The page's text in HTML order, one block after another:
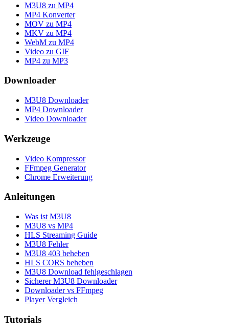
M3U8 zu MP4
MP4 Konverter
MOV zu MP4
MKV zu MP4
WebM zu MP4
Video zu GIF
MP4 zu MP3
Downloader
M3U8 Downloader
MP4 Downloader
Video Downloader
Werkzeuge
Video Kompressor
FFmpeg Generator
Chrome Erweiterung
Anleitungen
Was ist M3U8
M3U8 vs MP4
HLS Streaming Guide
M3U8 Fehler
M3U8 403 beheben
HLS CORS beheben
M3U8 Download fehlgeschlagen
Sicherer M3U8 Downloader
Downloader vs FFmpeg
Player Vergleich
Tutorials